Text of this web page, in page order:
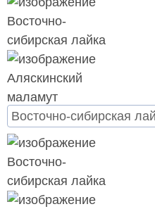
Восточно-сибирская